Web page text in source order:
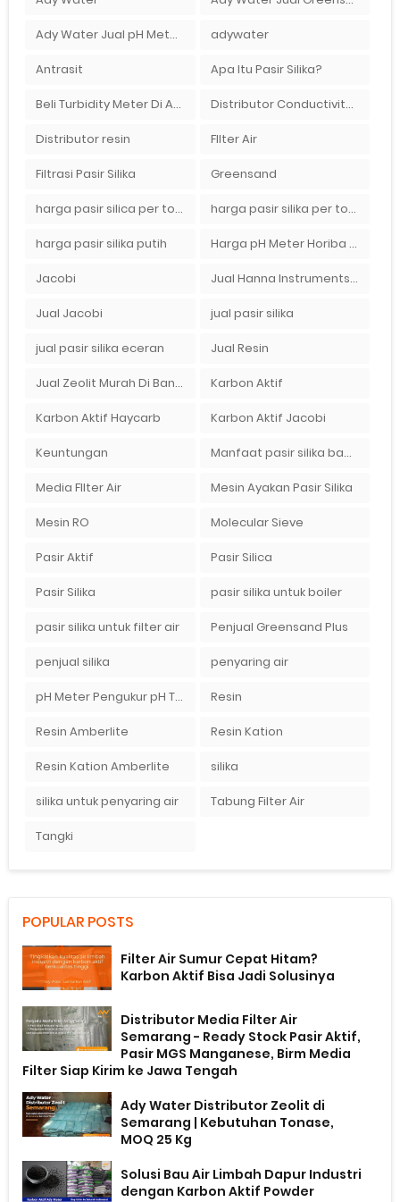
Ady Water Jual pH Meter Murah Bandung adywater
Antrasit Apa Itu Pasir Silika?
Beli Turbidity Meter Di Ady Water Distributor Conductivity Meter Di Surabaya
Distributor resin FIlter Air
Filtrasi Pasir Silika Greensand
harga pasir silica per ton per kg harga pasir silika per ton per kg
harga pasir silika putih Harga pH Meter Horiba LAQUAact PH110 Di Surabaya
Jacobi Jual Hanna Instruments HI9124 dan HI9126 Di Balikpapan
Jual Jacobi jual pasir silika
jual pasir silika eceran Jual Resin
Jual Zeolit Murah Di Bandung Timur Karbon Aktif
Karbon Aktif Haycarb Karbon Aktif Jacobi
Keuntungan Manfaat pasir silika bagi kehidupan
Media FIlter Air Mesin Ayakan Pasir Silika
Mesin RO Molecular Sieve
Pasir Aktif Pasir Silica
Pasir Silika pasir silika untuk boiler
pasir silika untuk filter air Penjual Greensand Plus
penjual silika penyaring air
pH Meter Pengukur pH Tanah Ionix pH 10 Resin
Resin Amberlite Resin Kation
Resin Kation Amberlite silika
silika untuk penyaring air Tabung Filter Air
Tangki
POPULAR POSTS
Filter Air Sumur Cepat Hitam?
Karbon Aktif Bisa Jadi Solusinya
Distributor Media Filter Air
Semarang - Ready Stock Pasir Aktif,
Pasir MGS Manganese, Birm Media
Filter Siap Kirim ke Jawa Tengah
Ady Water Distributor Zeolit di
Semarang | Kebutuhan Tonase,
MOQ 25 Kg
Solusi Bau Air Limbah Dapur Industri
dengan Karbon Aktif Powder